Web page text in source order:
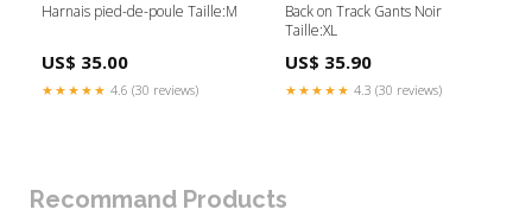
Harnais pied-de-poule Taille:M
US$ 35.00
★★★★★ 4.6 (30 reviews)
Back on Track Gants Noir
Taille:XL
US$ 35.90
★★★★★ 4.3 (30 reviews)
Recommand Products